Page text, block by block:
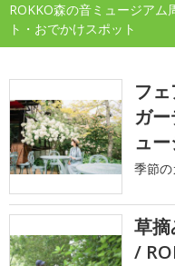
ROKKO森の音ミュージアム
ト・おでかけスポット
フ
ガ
ュ
季節
草
/